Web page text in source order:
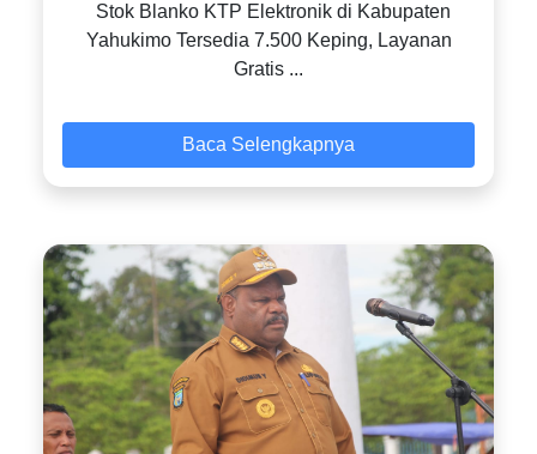
Stok Blanko KTP Elektronik di Kabupaten
Yahukimo Tersedia 7.500 Keping, Layanan
Gratis ...
Baca Selengkapnya